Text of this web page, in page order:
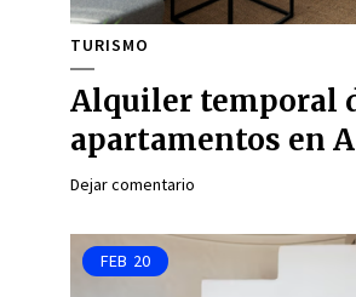
TURISMO
Alquiler temporal
apartamentos en
Dejar comentario
FEB 20